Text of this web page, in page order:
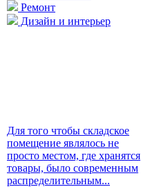
Ремонт
Дизайн и интерьер
Для того чтобы складское
помещение являлось не
просто местом, где хранятся
товары, было современным
распределительным...